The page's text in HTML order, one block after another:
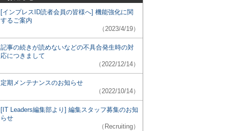
[インプレスID読者会員の皆様へ] 機能強化に関
するご案内
（2023/4/19）
記事の続きが読めないなどの不具合発生時の対
応につきまして
（2022/12/14）
定期メンテナンスのお知らせ
（2022/10/14）
[IT Leaders編集部より] 編集スタッフ募集のお知
らせ
（Recruiting）